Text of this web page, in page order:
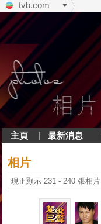
tvb.com
主頁 最新消息
相片
現正顯示 231 - 240 張相片